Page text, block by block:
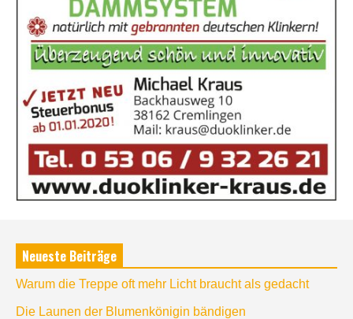
Neueste Beiträge
Warum die Treppe oft mehr Licht braucht als gedacht
Die Launen der Blumenkönigin bändigen